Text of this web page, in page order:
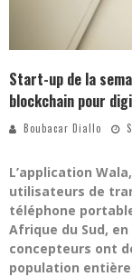
Start-up de la
blockchain pour
Boubacar Diallo
L’application
utilisateurs de
téléphone
Afrique du Sud,
concepteurs ont
population